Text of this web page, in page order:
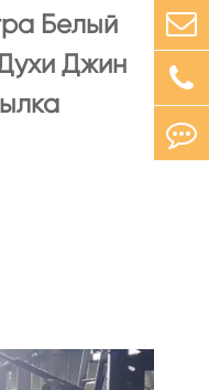
Белый
Джин